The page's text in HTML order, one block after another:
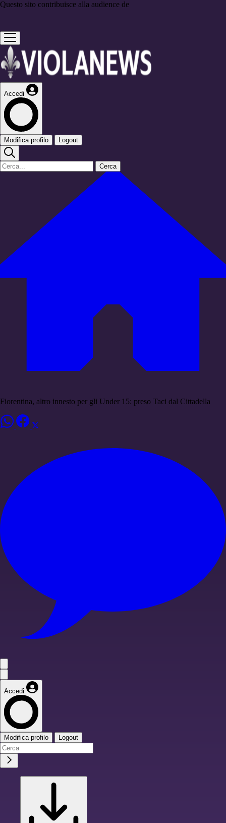
Questo sito contribuisce alla audience de
Accedi
Modifica profilo Logout
Cerca
Fiorentina, altro innesto per gli Under 15: preso Taci dal Cittadella
Accedi
Modifica profilo Logout